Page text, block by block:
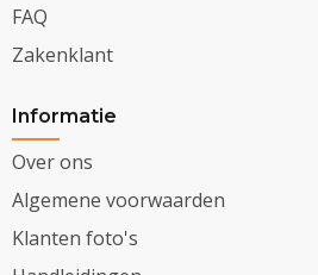
FAQ
Zakenklant
Informatie
Over ons
Algemene voorwaarden
Klanten foto's